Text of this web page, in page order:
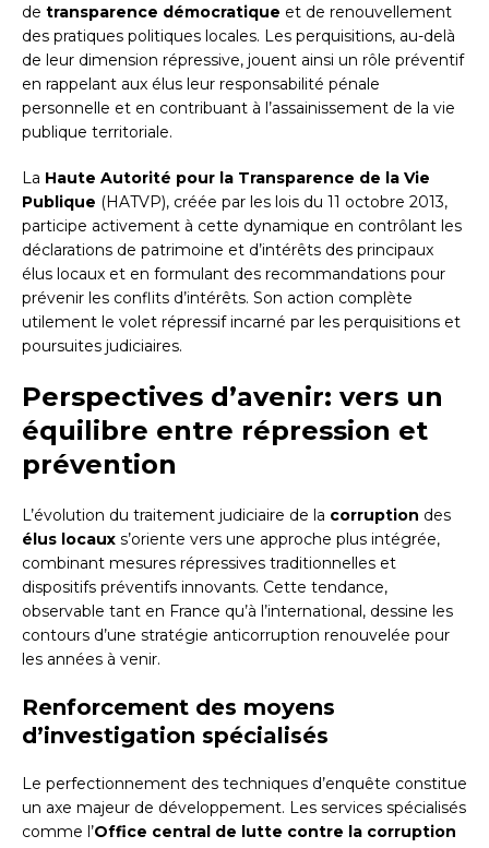
de transparence démocratique et de renouvellement
des pratiques politiques locales. Les perquisitions, au-delà
de leur dimension répressive, jouent ainsi un rôle préventif
en rappelant aux élus leur responsabilité pénale
personnelle et en contribuant à l’assainissement de la vie
publique territoriale.
La Haute Autorité pour la Transparence de la Vie
Publique (HATVP), créée par les lois du 11 octobre 2013,
participe activement à cette dynamique en contrôlant les
déclarations de patrimoine et d’intérêts des principaux
élus locaux et en formulant des recommandations pour
prévenir les conflits d’intérêts. Son action complète
utilement le volet répressif incarné par les perquisitions et
poursuites judiciaires.
Perspectives d’avenir: vers un
équilibre entre répression et
prévention
L’évolution du traitement judiciaire de la corruption des
élus locaux s’oriente vers une approche plus intégrée,
combinant mesures répressives traditionnelles et
dispositifs préventifs innovants. Cette tendance,
observable tant en France qu’à l’international, dessine les
contours d’une stratégie anticorruption renouvelée pour
les années à venir.
Renforcement des moyens
d’investigation spécialisés
Le perfectionnement des techniques d’enquête constitue
un axe majeur de développement. Les services spécialisés
comme l’Office central de lutte contre la corruption